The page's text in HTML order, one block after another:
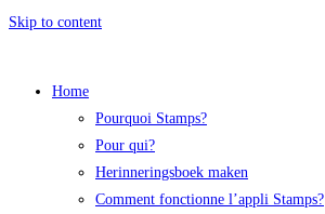
Skip to content
Home
Pourquoi Stamps?
Pour qui?
Herinneringsboek maken
Comment fonctionne l’appli Stamps?